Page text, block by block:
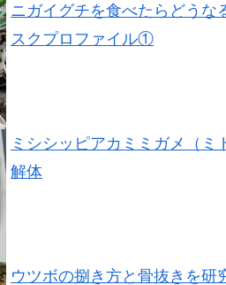
ニガイグチを食べたらどう
スクプロファイル①
ミシシッピアカミミガメ（
解体
ウツボの捌き方と骨抜きを研